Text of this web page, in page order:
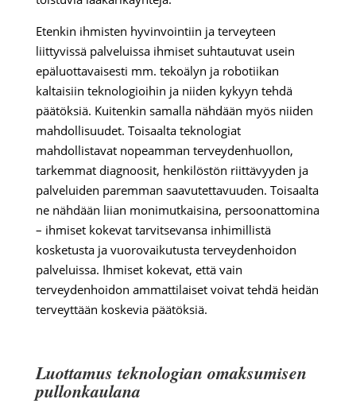
Etenkin ihmisten hyvinvointiin ja terveyteen
liittyvissä palveluissa ihmiset suhtautuvat usein
epäluottavaisesti mm. tekoälyn ja robotiikan
kaltaisiin teknologioihin ja niiden kykyyn tehdä
päätöksiä. Kuitenkin samalla nähdään myös niiden
mahdollisuudet. Toisaalta teknologiat
mahdollistavat nopeamman terveydenhuollon,
tarkemmat diagnoosit, henkilöstön riittävyyden ja
palveluiden paremman saavutettavuuden. Toisaalta
ne nähdään liian monimutkaisina, persoonattomina
– ihmiset kokevat tarvitsevansa inhimillistä
kosketusta ja vuorovaikutusta terveydenhoidon
palveluissa. Ihmiset kokevat, että vain
terveydenhoidon ammattilaiset voivat tehdä heidän
terveyttään koskevia päätöksiä.
Luottamus teknologian omaksumisen
pullonkaulana